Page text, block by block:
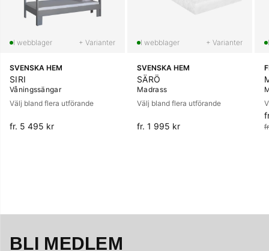
+ Varianter
SVENSKA HEM
SIRI
Våningssängar
Välj bland flera utförande
fr. 5 495 kr
+ Varianter
SVENSKA HEM
SÄRÖ
Madrass
Välj bland flera utförande
fr. 1 995 kr
BLI MEDLEM